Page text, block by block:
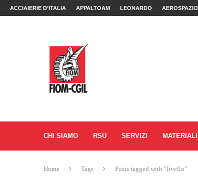
ACCIAIERIE D’ITALIA APPALTOAM LEONARDO AEROSPAZIO
CHI SIAMO RSU SERVIZI MATERIALI
Home Tags Posts tagged with "livello"